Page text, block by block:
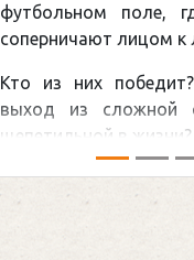
футбольном поле,
соперничают лицом к
Кто из них
выход из сложной
щепетильной в жизни?